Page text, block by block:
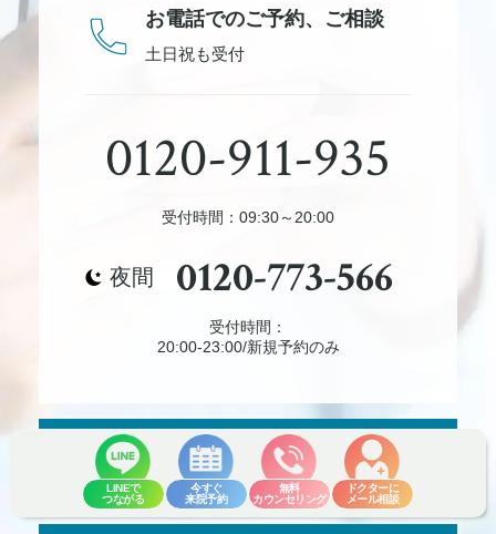
LINEで
つながる
今すぐ
来院予約
無料
カウンセリング
ドクターに
メール相談
お電話でのご予約、 ご相談
土日祝も受付
0120-911-935
受付時間：09:30～20:00
夜間 0120-773-566
受付時間：
20:00-23:00/新規予約のみ
来院予約